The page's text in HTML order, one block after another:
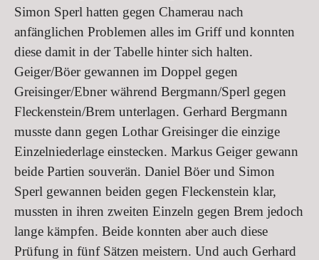
Simon Sperl hatten gegen Chamerau nach
anfänglichen Problemen alles im Griff und konnten
diese damit in der Tabelle hinter sich halten.
Geiger/Böer gewannen im Doppel gegen
Greisinger/Ebner während Bergmann/Sperl gegen
Fleckenstein/Brem unterlagen. Gerhard Bergmann
musste dann gegen Lothar Greisinger die einzige
Einzelniederlage einstecken. Markus Geiger gewann
beide Partien souverän. Daniel Böer und Simon
Sperl gewannen beiden gegen Fleckenstein klar,
mussten in ihren zweiten Einzeln gegen Brem jedoch
lange kämpfen. Beide konnten aber auch diese
Prüfung in fünf Sätzen meistern. Und auch Gerhard